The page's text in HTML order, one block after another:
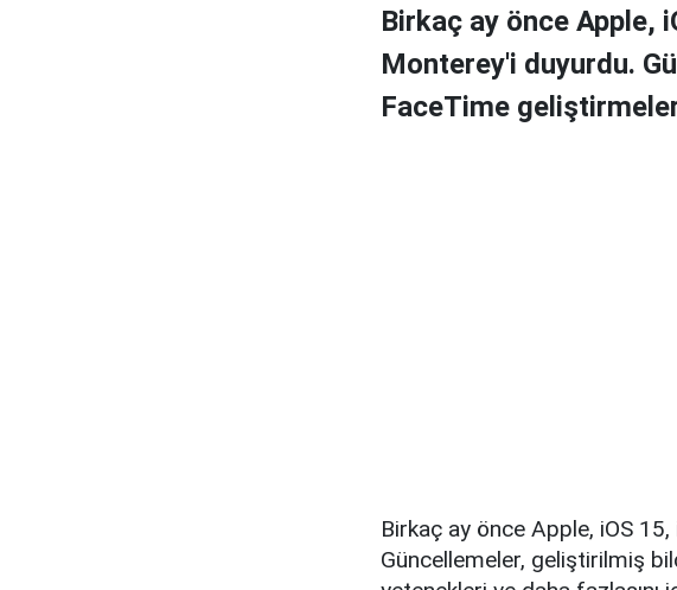
Birkaç ay önce Apple,
Monterey'i duyurdu.
FaceTime
Birkaç ay önce Apple, iOS
Güncellemeler, geliştirilmiş